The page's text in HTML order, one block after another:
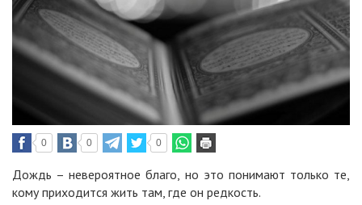
0 0 0
Дождь – невероятное благо, но это понимают только те,
кому приходится жить там, где он редкость.